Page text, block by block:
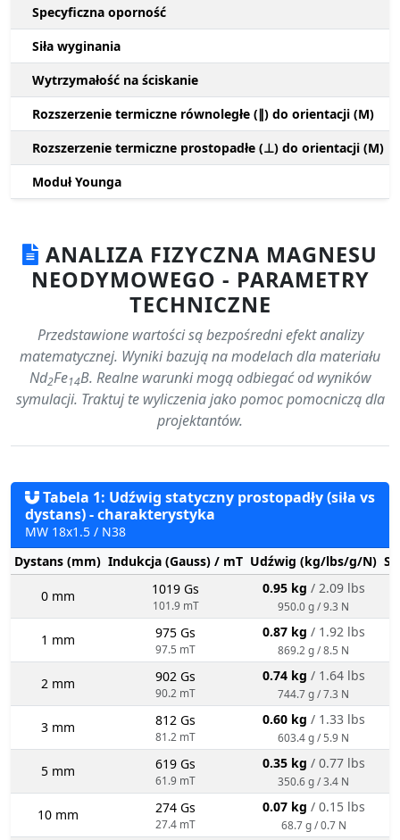
Specyficzna oporność
Siła wyginania
Wytrzymałość na ściskanie
Rozszerzenie termiczne równoległe (∥) do orientacji (M)
Rozszerzenie termiczne prostopadłe (⊥) do orientacji (M)
Moduł Younga
ANALIZA FIZYCZNA MAGNESU
NEODYMOWEGO - PARAMETRY
TECHNICZNE
Przedstawione wartości są bezpośredni efekt analizy
matematycznej. Wyniki bazują na modelach dla materiału
Nd2Fe14B. Realne warunki mogą odbiegać od wyników
symulacji. Traktuj te wyliczenia jako pomoc pomocniczą dla
projektantów.
Tabela 1: Udźwig statyczny prostopadły (siła vs
dystans) - charakterystyka
MW 18x1.5 / N38
Dystans (mm) Indukcja (Gauss) / mT Udźwig (kg/lbs/g/N)
0 mm 1019 Gs
101.9 mT
0.95 kg / 2.09 lbs
950.0 g / 9.3 N
1 mm 975 Gs
97.5 mT
0.87 kg / 1.92 lbs
869.2 g / 8.5 N
2 mm 902 Gs
90.2 mT
0.74 kg / 1.64 lbs
744.7 g / 7.3 N
3 mm 812 Gs
81.2 mT
0.60 kg / 1.33 lbs
603.4 g / 5.9 N
5 mm 619 Gs
61.9 mT
0.35 kg / 0.77 lbs
350.6 g / 3.4 N
10 mm 274 Gs
27.4 mT
0.07 kg / 0.15 lbs
68.7 g / 0.7 N